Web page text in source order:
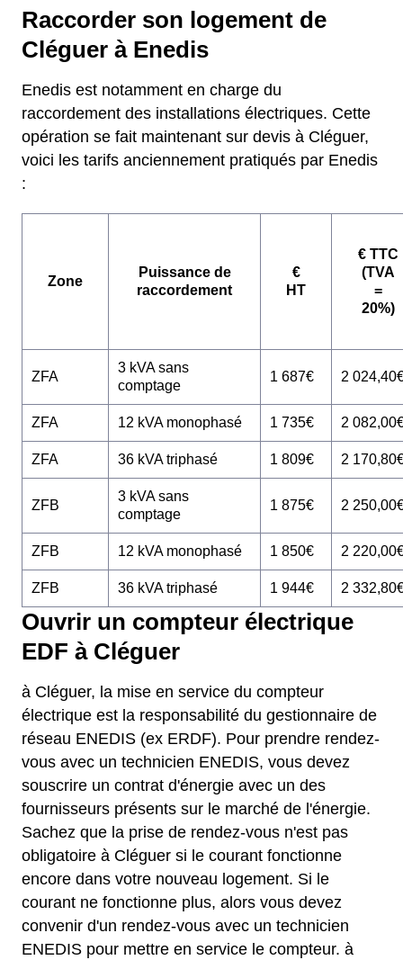
Raccorder son logement de
Cléguer à Enedis
Enedis est notamment en charge du
raccordement des installations électriques. Cette
opération se fait maintenant sur devis à Cléguer,
voici les tarifs anciennement pratiqués par Enedis
:
Zone
Puissance de
raccordement
€
HT
€ TTC
(TVA
=
20%)
ZFA
3 kVA sans
comptage
1 687€ 2
ZFA 12 kVA monophasé 1 735€ 2
ZFA 36 kVA triphasé 1 809€ 2
ZFB
3 kVA sans
comptage
1 875€ 2
ZFB 12 kVA monophasé 1 850€ 2
ZFB 36 kVA triphasé 1 944€ 2
Ouvrir un compteur électrique
EDF à Cléguer
à Cléguer, la mise en service du compteur
électrique est la responsabilité du gestionnaire de
réseau ENEDIS (ex ERDF). Pour prendre rendez-
vous avec un technicien ENEDIS, vous devez
souscrire un contrat d'énergie avec un des
fournisseurs présents sur le marché de l'énergie.
Sachez que la prise de rendez-vous n'est pas
obligatoire à Cléguer si le courant fonctionne
encore dans votre nouveau logement. Si le
courant ne fonctionne plus, alors vous devez
convenir d'un rendez-vous avec un technicien
ENEDIS pour mettre en service le compteur. à